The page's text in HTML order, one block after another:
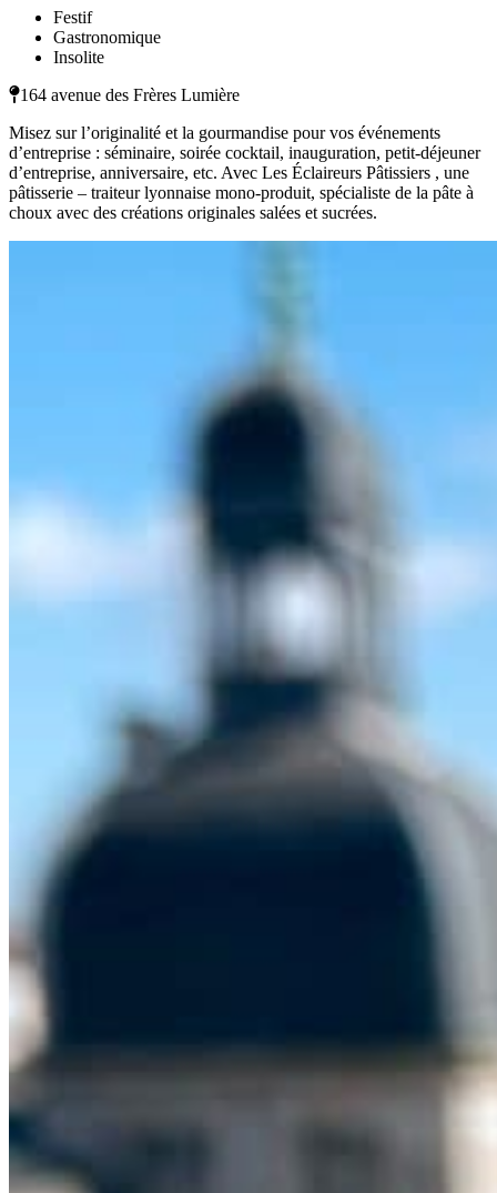
Festif
Gastronomique
Insolite
164 avenue des Frères Lumière
Misez sur l’originalité et la gourmandise pour vos événements
d’entreprise : séminaire, soirée cocktail, inauguration, petit-déjeuner
d’entreprise, anniversaire, etc. Avec Les Éclaireurs Pâtissiers , une
pâtisserie – traiteur lyonnaise mono-produit, spécialiste de la pâte à
choux avec des créations originales salées et sucrées.